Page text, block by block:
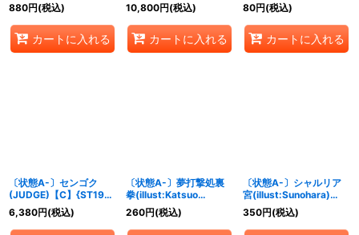
【SR/P】{OP14-091}
880円(税込)
カートに入れる
10,800円(税込)
カートに入れる
80円(税込)
カートに入れる
〔状態A-〕センゴク
(JUDGE)【C】{ST19-
002}
6,380円(税込)
〔状態A-〕夢打撃処裏
拳(illust:Katsuo
Tadano)【UC】{OP12-
098}
260円(税込)
〔状態A-〕シャルリア
宮(illust:Sunohara)
【UC】{OP13-086}
350円(税込)